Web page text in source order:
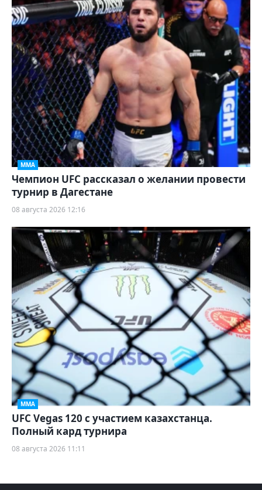
ММА
Чемпион UFC рассказал о желании провести
турнир в Дагестане
08 августа 2026 12:16
ММА
UFC Vegas 120 с участием казахстанца.
Полный кард турнира
08 августа 2026 11:11